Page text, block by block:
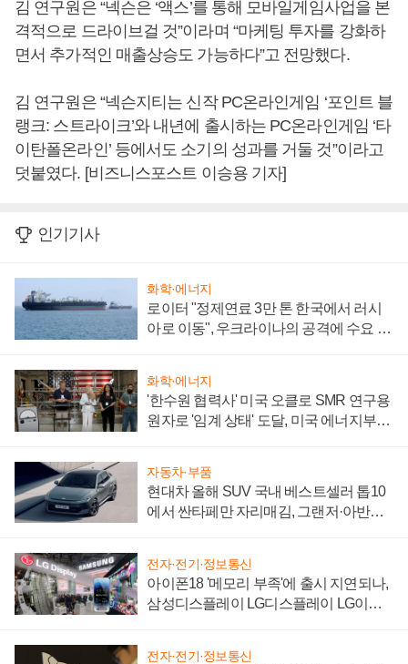
김 연구원은 “넥슨은 ‘액스’를 통해 모바일게임사업을 본
격적으로 드라이브걸 것”이라며 “마케팅 투자를 강화하
면서 추가적인 매출상승도 가능하다”고 전망했다.
김 연구원은 “넥슨지티는 신작 PC온라인게임 ‘포인트 블
랭크: 스트라이크’와 내년에 출시하는 PC온라인게임 ‘타
이탄폴온라인’ 등에서도 소기의 성과를 거둘 것”이라고
덧붙였다. [비즈니스포스트 이승용 기자]
인기기사
화학·에너지
로이터 "정제연료 3만 톤 한국에서 러시
아로 이동", 우크라이나의 공격에 수요 늘
화학·에너지
'한수원 협력사' 미국 오클로 SMR 연구용
원자로 '임계 상태' 도달, 미국 에너지부
자동차·부품
현대차 올해 SUV 국내 베스트셀러 톱10
에서 싼타페만 자리매김, 그랜저·아반떼
전자·전기·정보통신
아이폰18 '메모리 부족'에 출시 지연되나,
삼성디스플레이 LG디스플레이 LG이노
전자·전기·정보통신